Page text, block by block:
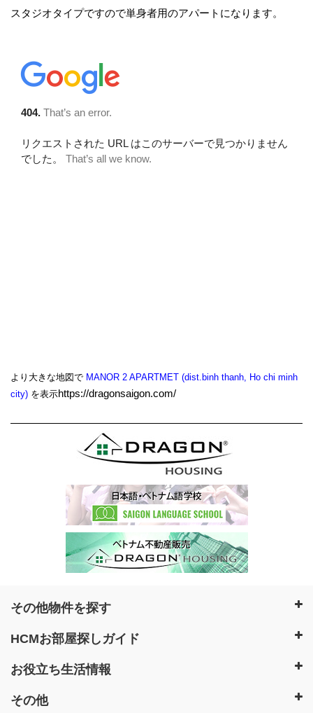
スタジオタイプですので単身者用のアパートになります。
より大きな地図で MANOR 2 APARTMET (dist.binh thanh, Ho chi minh
city) を表示https://dragonsaigon.com/
その他物件を探す
HCMお部屋探しガイド
お役立ち生活情報
その他